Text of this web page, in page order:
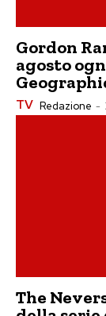
Gordon
agosto
TV Redazione -
The